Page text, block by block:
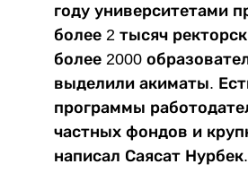
году университетами
более 2 тысяч
более 2000
выделили акиматы.
программы
частных фондов и
написал Саясат Нурбек.